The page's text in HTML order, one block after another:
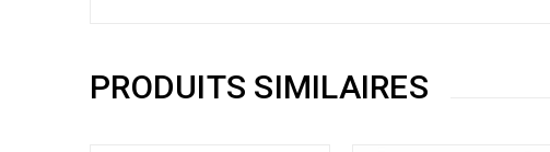
PRODUITS SIMILAIRES